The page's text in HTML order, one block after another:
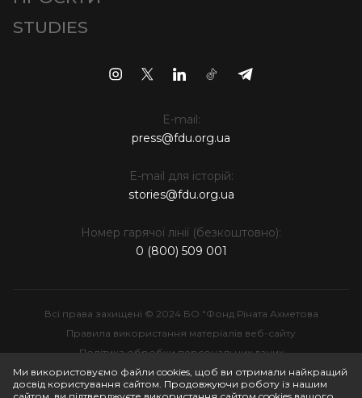
STUDIES
E-mail:
press@fdu.org.ua
E-mail для історій:
stories@fdu.org.ua
Номер гарячої лінії (безкоштовно):
0 (800) 509 001
Всі права захищені © 2024 БО "Фонд Ріната Ахметова
Правила використання матеріалів веб-сайту
Політика обробки персональних даних
Інтелектуальна власність
Ми використовуємо файли cookies, щоб ви отримали найкращий
досвід користування сайтом. Продовжуючи роботу із нашим